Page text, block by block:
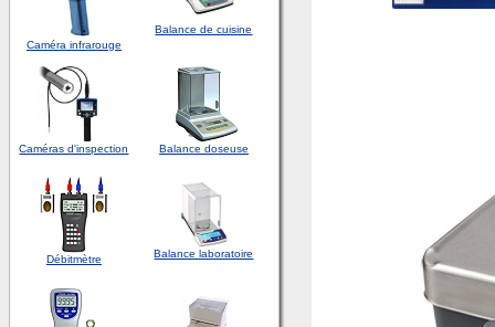
Caméra infrarouge
Balance de cuisine
Caméras d'inspection Balance doseuse
Débitmètre Balance laboratoire